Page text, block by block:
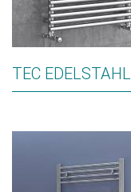
TEC EDELSTAHL